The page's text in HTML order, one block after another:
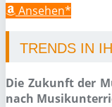
Ansehen*
TRENDS IN
Die Zukunft der
nach